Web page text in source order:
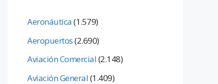
Aeronáutica(1.579)
Aeropuertos(2.690)
Aviación Comercial(2.148)
Aviación General(1.409)